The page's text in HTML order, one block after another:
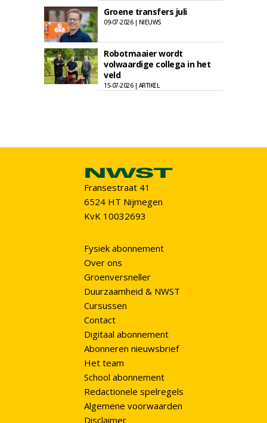
Groene transfers juli
09-07-2026 | NIEUWS
Robotmaaier wordt
volwaardige collega in het
veld
15-07-2026 | ARTIKEL
Fransestraat 41
6524 HT Nijmegen
KvK 10032693
Fysiek abonnement
Over ons
Groenversneller
Duurzaamheid & NWST
Cursussen
Contact
Digitaal abonnement
Abonneren nieuwsbrief
Het team
School abonnement
Redactionele spelregels
Algemene voorwaarden
Disclaimer